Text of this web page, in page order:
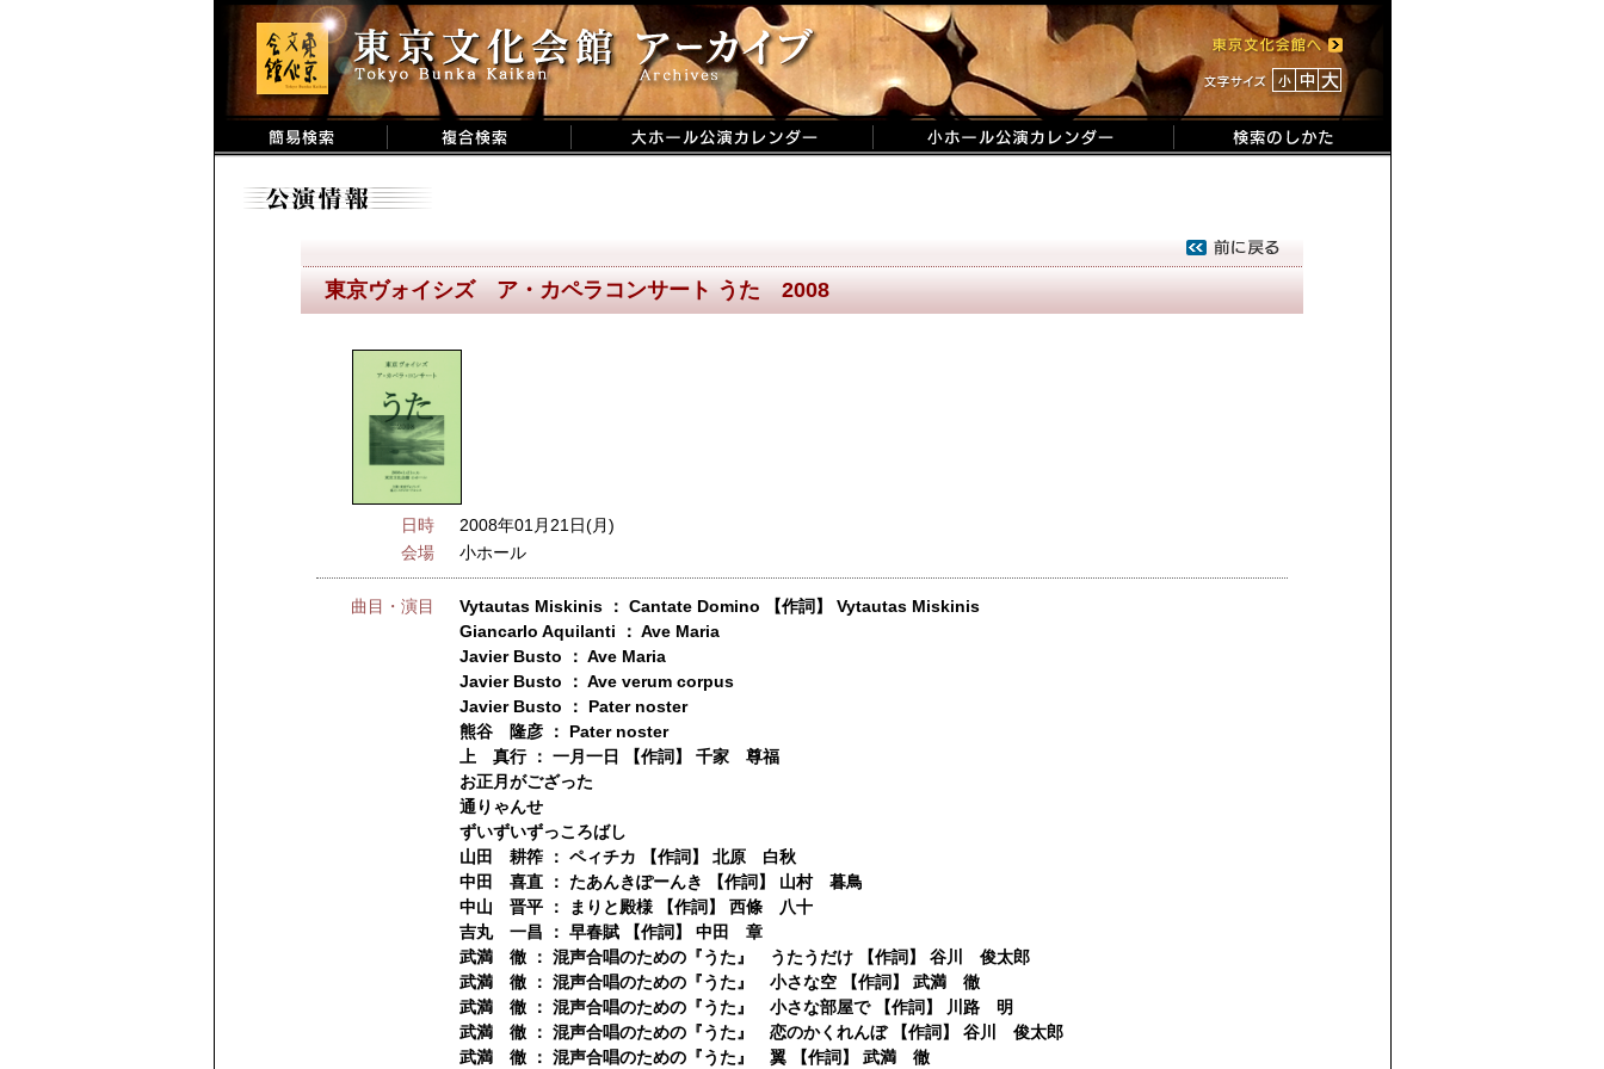
東京ヴォイシズ ア・カペラコンサート うた 2008
日時
2008年01月21日(月)
会場
小ホール
曲目・演目
Vytautas Miskinis ： Cantate Domino 【作詞】 Vytautas Miskinis
Giancarlo Aquilanti ： Ave Maria
Javier Busto ： Ave Maria
Javier Busto ： Ave verum corpus
Javier Busto ： Pater noster
熊谷 隆彦 ： Pater noster
上 真行 ： 一月一日 【作詞】 千家 尊福
お正月がござった
通りゃんせ
ずいずいずっころばし
山田 耕筰 ： ペィチカ 【作詞】 北原 白秋
中田 喜直 ： たあんきぽーんき 【作詞】 山村 暮鳥
中山 晋平 ： まりと殿様 【作詞】 西條 八十
吉丸 一昌 ： 早春賦 【作詞】 中田 章
武満 徹 ： 混声合唱のための『うた』 うたうだけ 【作詞】 谷川 俊太郎
武満 徹 ： 混声合唱のための『うた』 小さな空 【作詞】 武満 徹
武満 徹 ： 混声合唱のための『うた』 小さな部屋で 【作詞】 川路 明
武満 徹 ： 混声合唱のための『うた』 恋のかくれんぼ 【作詞】 谷川 俊太郎
武満 徹 ： 混声合唱のための『うた』 翼 【作詞】 武満 徹